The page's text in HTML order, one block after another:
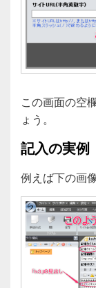
この画面の空
ょう。
記入の実例
例えば下の画